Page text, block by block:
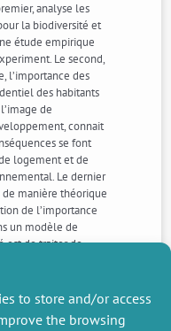
to store and/or access
the browsing
analyse les
la biodiversité et
étude empirique
Le second,
l’importance des
des habitants
de
connait
se font
logement et de
Le dernier
manière théorique
de l’importance
un modèle de
est de traiter de
ou un état